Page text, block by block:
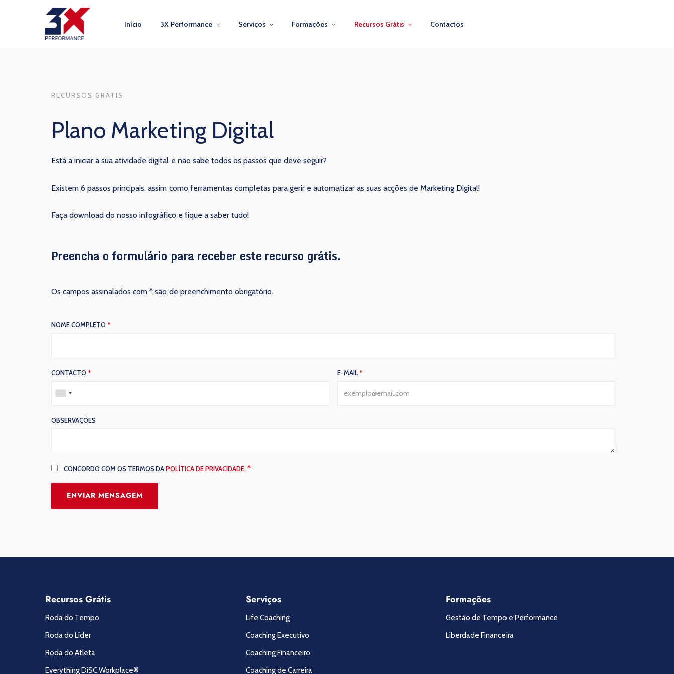
Início 3X Performance Serviços Formações Recursos Grátis Contactos
RECURSOS GRÁTIS
Plano Marketing Digital
Está a iniciar a sua atividade digital e não sabe todos os passos que deve seguir?
Existem 6 passos principais, assim como ferramentas completas para gerir e automatizar as suas acções de Marketing Digital!
Faça download do nosso infográfico e fique a saber tudo!
Preencha o formulário para receber este recurso grátis.
Os campos assinalados com * são de preenchimento obrigatório.
NOME COMPLETO *
CONTACTO * E-MAIL*
OBSERVAÇÕES
CONCORDO COM OS TERMOS DAPOLÍTICA DE PRIVACIDADE. *
Recursos Grátis
Roda do Tempo
Roda do Líder
Roda do Atleta
Everything DiSC Workplace®
Serviços
Life Coaching
Coaching Executivo
Coaching Financeiro
Coaching de Carreira
Formações
Gestão de Tempo e Performance
Liberdade Financeira